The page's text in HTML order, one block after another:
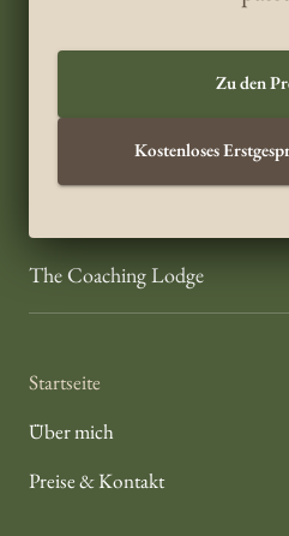
Zu den
Kostenloses
The Coaching Lodge
Startseite
Über mich
Preise & Kontakt